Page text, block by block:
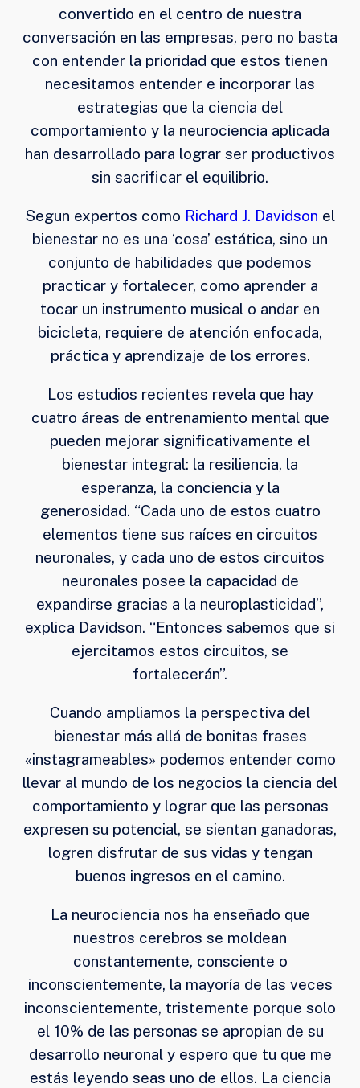
convertido en el centro de nuestra
conversación en las empresas, pero no basta
con entender la prioridad que estos tienen
necesitamos entender e incorporar las
estrategias que la ciencia del
comportamiento y la neurociencia aplicada
han desarrollado para lograr ser productivos
sin sacrificar el equilibrio.
Segun expertos como Richard J. Davidson el
bienestar no es una ‘cosa’ estática, sino un
conjunto de habilidades que podemos
practicar y fortalecer, como aprender a
tocar un instrumento musical o andar en
bicicleta, requiere de atención enfocada,
práctica y aprendizaje de los errores.
Los estudios recientes revela que hay
cuatro áreas de entrenamiento mental que
pueden mejorar significativamente el
bienestar integral: la resiliencia, la
esperanza, la conciencia y la
generosidad. “Cada uno de estos cuatro
elementos tiene sus raíces en circuitos
neuronales, y cada uno de estos circuitos
neuronales posee la capacidad de
expandirse gracias a la neuroplasticidad”,
explica Davidson. “Entonces sabemos que si
ejercitamos estos circuitos, se
fortalecerán”.
Cuando ampliamos la perspectiva del
bienestar más allá de bonitas frases
«instagrameables» podemos entender como
llevar al mundo de los negocios la ciencia del
comportamiento y lograr que las personas
expresen su potencial, se sientan ganadoras,
logren disfrutar de sus vidas y tengan
buenos ingresos en el camino.
La neurociencia nos ha enseñado que
nuestros cerebros se moldean
constantemente, consciente o
inconscientemente, la mayoría de las veces
inconscientemente, tristemente porque solo
el 10% de las personas se apropian de su
desarrollo neuronal y espero que tu que me
estás leyendo seas uno de ellos. La ciencia